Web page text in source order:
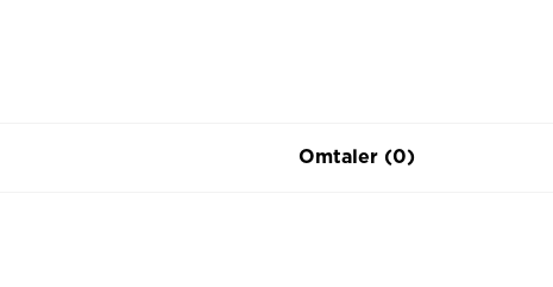
Omtaler (0)